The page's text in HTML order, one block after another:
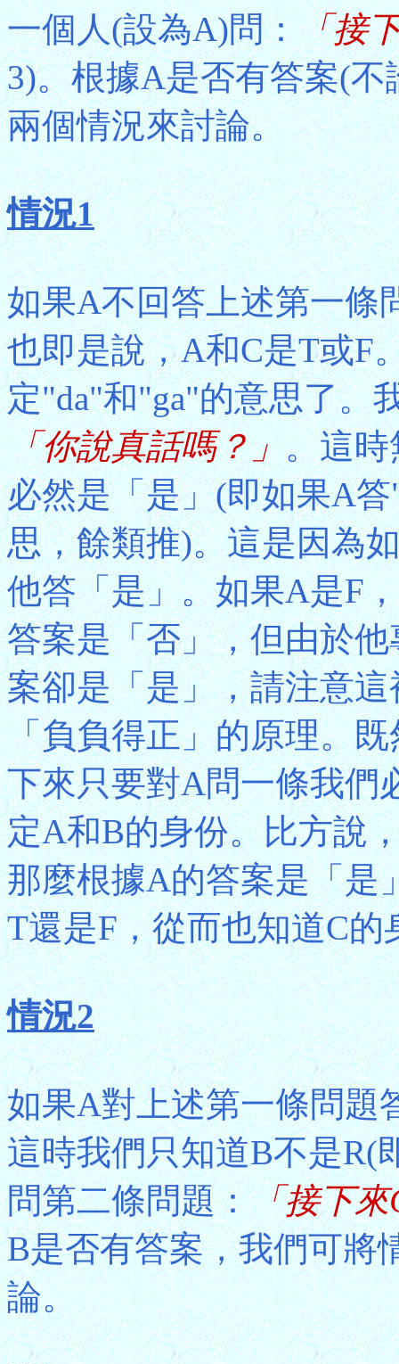
一個人(設為A)問：「接
3)。根據A是否有答案(
兩個情況來討論。
情況1
如果A不回答上述第一條
也即是說，A和C是T或F
定"da"和"ga"的意思了。
「你說真話嗎？」。這
必然是「是」(即如果A
思，餘類推)。這是因為
他答「是」。如果A是F
答案是「否」，但由於
案卻是「是」，請注意
「負負得正」的原理。
下來只要對A問一條我們
定A和B的身份。比方說
那麼根據A的答案是「是
T還是F，從而也知道C的
情況2
如果A對上述第一條問題
這時我們只知道B不是R(
問第二條問題：「接下來
B是否有答案，我們可將
論。